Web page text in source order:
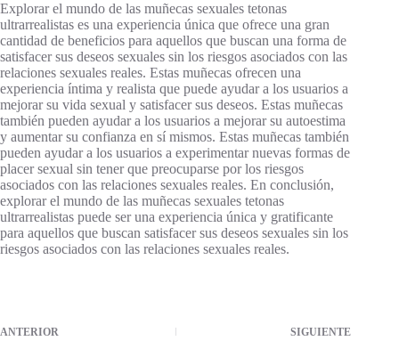
Explorar el mundo de las muñecas sexuales tetonas
ultrarrealistas es una experiencia única que ofrece una gran
cantidad de beneficios para aquellos que buscan una forma de
satisfacer sus deseos sexuales sin los riesgos asociados con las
relaciones sexuales reales. Estas muñecas ofrecen una
experiencia íntima y realista que puede ayudar a los usuarios a
mejorar su vida sexual y satisfacer sus deseos. Estas muñecas
también pueden ayudar a los usuarios a mejorar su autoestima
y aumentar su confianza en sí mismos. Estas muñecas también
pueden ayudar a los usuarios a experimentar nuevas formas de
placer sexual sin tener que preocuparse por los riesgos
asociados con las relaciones sexuales reales. En conclusión,
explorar el mundo de las muñecas sexuales tetonas
ultrarrealistas puede ser una experiencia única y gratificante
para aquellos que buscan satisfacer sus deseos sexuales sin los
riesgos asociados con las relaciones sexuales reales.
ANTERIOR SIGUIENTE